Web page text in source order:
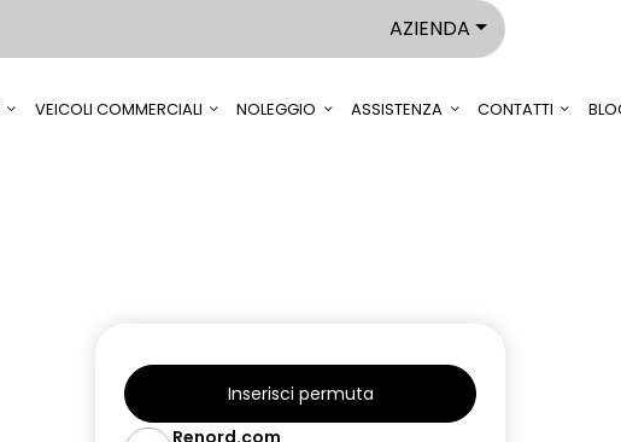
AZIENDA
VEICOLI COMMERCIALI NOLEGGIO ASSISTENZA CONTATTI
Inserisci permuta
Renord.com